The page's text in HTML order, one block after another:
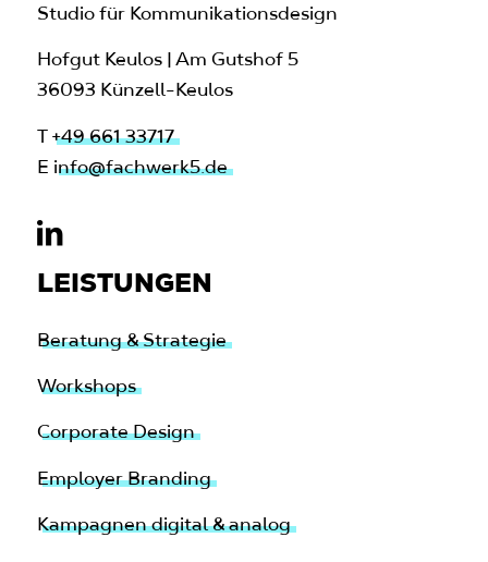
Studio für Kommunikationsdesign
Hofgut Keulos | Am Gutshof 5
36093 Künzell-Keulos
T+49 661 33717
E info@fachwerk5.de
LEISTUNGEN
Beratung & Strategie
Workshops
Corporate Design
Employer Branding
Kampagnen digital & analog